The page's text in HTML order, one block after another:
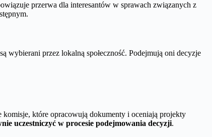
przerwa dla interesantów w sprawach związanych z
wybierani przez lokalną społeczność. Podejmują oni decyzje
komisje, które opracowują dokumenty i oceniają projekty
uczestniczyć w procesie podejmowania decyzji.